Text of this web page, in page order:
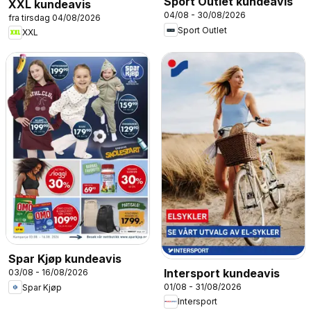
XXL kundeavis
fra tirsdag 04/08/2026
XXL
04/08 - 30/08/2026
Sport Outlet
Spar Kjøp kundeavis
03/08 - 16/08/2026
Spar Kjøp
Intersport kundeavis
01/08 - 31/08/2026
Intersport